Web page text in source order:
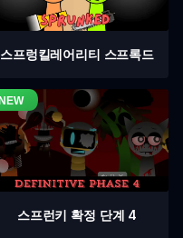
스프렁킬레어리티 스프록드
스프런키 확정 단계 4